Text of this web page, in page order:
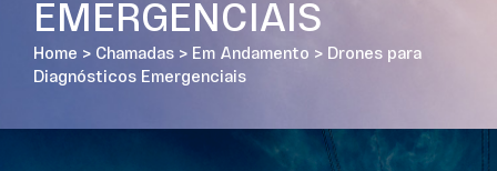
EMERGENCIAIS
Home > Chamadas > Em Andamento > Drones para
Diagnósticos Emergenciais